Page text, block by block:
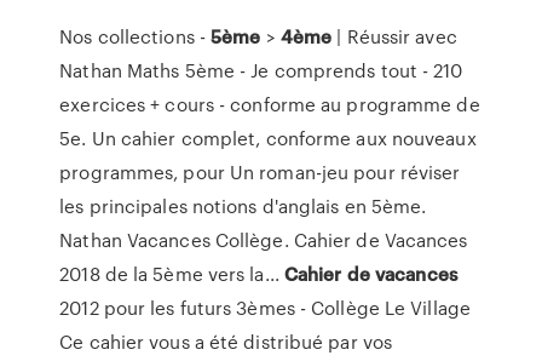
Nos collections -5ème > 4ème | Réussir avec
Nathan Maths 5ème - Je comprends tout - 210
exercices + cours - conforme au programme de
5e. Un cahier complet, conforme aux nouveaux
programmes, pour Un roman-jeu pour réviser
les principales notions d'anglais en 5ème.
Nathan Vacances Collège. Cahier de Vacances
2018 de la 5ème vers la... Cahier devacances
2012 pour les futurs 3èmes - Collège Le Village
Ce cahier vous a été distribué par vos